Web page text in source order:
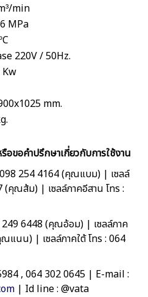
min
MPa
220V / 50Hz.
Kw
mm.
อขอคำปรึกษาเกี่ยวกับการใช้งาน
254 4164 (คุณแบม) | เซลล์
(คุณส้ม) | เซลล์ภาคอีสาน โทร :
249 6448 (คุณอ้อม) | เซลล์ภาค
แนน) | เซลล์ภาคใต้ โทร : 064
, 064 302 0645 | E-mail :
| Id line : @vata